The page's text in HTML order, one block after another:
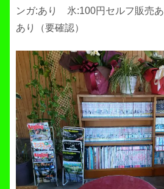
ンガ:あり 氷:100円セルフ販売
あり（要確認）